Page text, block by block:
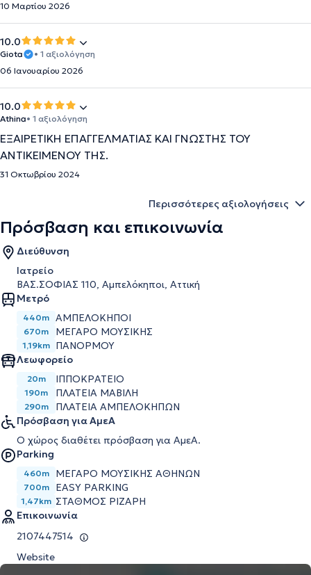
10 Μαρτίου 2026
10.0
Giota
• 1 αξιολόγηση
06 Ιανουαρίου 2026
10.0
Athina• 1 αξιολόγηση
ΕΞΑΙΡΕΤΙΚΗ ΕΠΑΓΓΕΛΜΑΤΙΑΣ ΚΑΙ ΓΝΩΣΤΗΣ ΤΟΥ
ΑΝΤΙΚΕΙΜΕΝΟΥ ΤΗΣ.
31 Οκτωβρίου 2024
Περισσότερες αξιολογήσεις
Πρόσβαση και επικοινωνία
Διεύθυνση
Ιατρείο
ΒΑΣ.ΣΟΦΙΑΣ 110, Αμπελόκηποι, Αττική
Μετρό
440m ΑΜΠΕΛΌΚΗΠΟΙ
670m ΜΈΓΑΡΟ ΜΟΥΣΙΚΉΣ
1,19km ΠΑΝΌΡΜΟΥ
Λεωφορείο
20m ΙΠΠΟΚΡΑΤΕΙΟ
190m ΠΛΑΤΕΙΑ ΜΑΒΙΛΗ
290m
ΠΛΑΤΕΙΑ ΑΜΠΕΛΟΚΗΠΩΝ
Πρόσβαση για ΑμεΑ
Ο χώρος διαθέτει πρόσβαση για ΑμεΑ.
Parking
460m ΜΕΓΆΡΟ ΜΟΥΣΙΚΉΣ ΑΘΗΝΏΝ
700m EASY PARKING
1,47km ΣΤΑΘΜΌΣ ΡΙΖΆΡΗ
Επικοινωνία
2107447514
Website